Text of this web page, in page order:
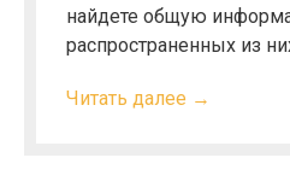
найдете общую
распространенных из
Читать далее →